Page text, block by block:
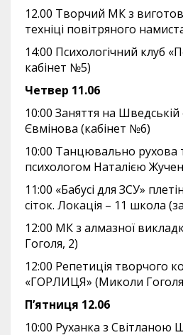
12.00 Творчий МК з
техніці повітряного
14:00 Психологічний клуб
кабінет №5)
Четвер 11.06
10:00 Заняття на Шведській
Євмінова (кабінет №6)
10:00 Танцювально рухова
психологом Наталією
11:00 «Бабусі для ЗСУ»
сіток. Локація – 11 школа
12:00 МК з алмазної
Гоголя, 2)
12:00 Репетиція творчого
«ГОРЛИЦЯ» (Миколи
П’ятниця 12.06
10:00 Руханка з